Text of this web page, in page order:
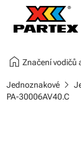
home Značení vodičů
Jednoznakovéchevron_right
PA-30006AV40.C